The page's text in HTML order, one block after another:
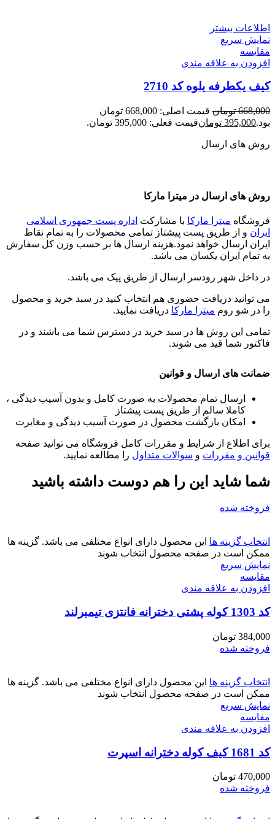
اطلاعات بیشتر
نمایش سریع
مقايسه
افزودن به علاقه مندی
کیف یکطرفه یلوه کد 2710
668,000 تومان
قیمت اصلی: 668,000 تومان
بود.395,000 تومانقیمت فعلی: 395,000 تومان.
روش های ارسال
روش های ارسال در میترا مارکا
فروشگاه میترا مارکا با مشارکت اداره پست جمهوری اسلامی
ایران و از طریق پست پیشتاز تمامی محصولات را به تمام نقاط
ایران ارسال خواهد نمود.هزینه ارسال ها بر حسب وزن کل سفارش
به تمام ایران یکسان می باشد.
در داخل شهر رودسر ارسال از طریق پیک می باشد.
می توانید دریافت حضوری هم انتخاب کنید در سبد خرید و محصول
را در شو روم میترا مارکا دریافت نمایید.
تمامی این روش ها در سبد خرید در دسترس شما می باشند و در
فاکتور شما قید می شوند.
ضمانت های ارسال و قوانین
ارسال تمام محصولات به صورت کامل و بدون آسیب دیدگی ،
کاملا سالم از طریق پست پیشتاز
امکان بازگشت محصول در صورت آسیب دیدگی و مغایرت
برای اطلاع از شرایط و مقررات کامل فروشگاه می توانید صفحه
قوانین و مقررات و سوالات متداول را مطالعه نمایید.
شما شاید این را هم دوست داشته باشید
فروخته شده
انتخاب گزینه ها این محصول دارای انواع مختلفی می باشد. گزینه ها
ممکن است در صفحه محصول انتخاب شوند
نمایش سریع
مقايسه
افزودن به علاقه مندی
کد 1303 کوله پشتی دخترانه فانتزی تیمبرلند
384,000 تومان
فروخته شده
انتخاب گزینه ها این محصول دارای انواع مختلفی می باشد. گزینه ها
ممکن است در صفحه محصول انتخاب شوند
نمایش سریع
مقايسه
افزودن به علاقه مندی
کد 1681 کیف کوله دخترانه اسپرت
470,000 تومان
فروخته شده